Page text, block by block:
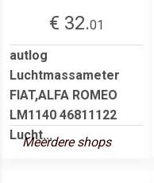
€ 32.01
autlog
Luchtmassameter
FIAT,ALFA ROMEO
LM1140 46811122
Lucht...
Meerdere shops